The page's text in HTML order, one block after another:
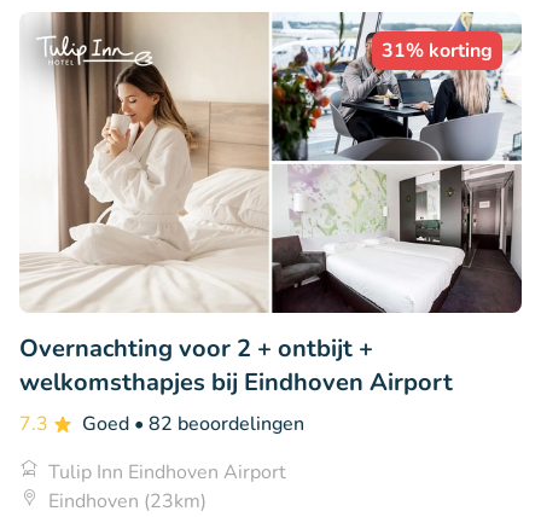
31% korting
Overnachting voor 2 + ontbijt +
welkomsthapjes bij Eindhoven Airport
7.3 Goed • 82 beoordelingen
Tulip Inn Eindhoven Airport
Eindhoven (23km)